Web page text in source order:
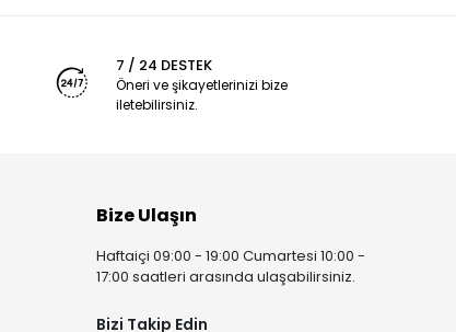
7 / 24 DESTEK
Öneri ve şikayetlerinizi bize
iletebilirsiniz.
Bize Ulaşın
Haftaiçi 09:00 - 19:00 Cumartesi 10:00 -
17:00 saatleri arasında ulaşabilirsiniz.
Bizi Takip Edin